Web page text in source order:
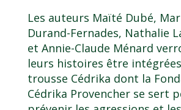
Les auteurs Maïté Dubé,
Durand-Fernades, Nathalie
et Annie-Claude Ménard
leurs histoires être
trousse Cédrika dont la
Cédrika Provencher se sert